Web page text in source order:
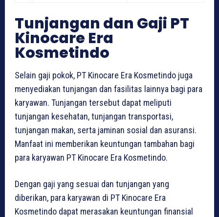
Tunjangan dan Gaji PT
Kinocare Era
Kosmetindo
Selain gaji pokok, PT Kinocare Era Kosmetindo juga
menyediakan tunjangan dan fasilitas lainnya bagi para
karyawan. Tunjangan tersebut dapat meliputi
tunjangan kesehatan, tunjangan transportasi,
tunjangan makan, serta jaminan sosial dan asuransi.
Manfaat ini memberikan keuntungan tambahan bagi
para karyawan PT Kinocare Era Kosmetindo.
Dengan gaji yang sesuai dan tunjangan yang
diberikan, para karyawan di PT Kinocare Era
Kosmetindo dapat merasakan keuntungan finansial